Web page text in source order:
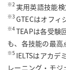
※2 実用英語技能検
※3 GTECはオフィ
※4 TEAPは各受験
も、各技能の最高
※5 IELTSはアカデ
レーニング・モジ